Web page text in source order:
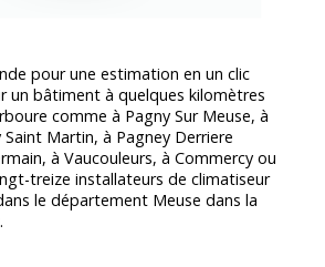
pour une estimation en un clic
un bâtiment à quelques kilomètres
comme à Pagny Sur Meuse, à
Martin, à Pagney Derriere
à Vaucouleurs, à Commercy ou
treize installateurs de climatiseur
le département Meuse dans la